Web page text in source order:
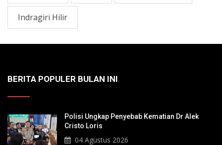
Indragiri Hilir
BERITA POPULER BULAN INI
Polisi Ungkap Penyebab Kematian Dr Alek
Cristo Loris
04 Agustus 2026